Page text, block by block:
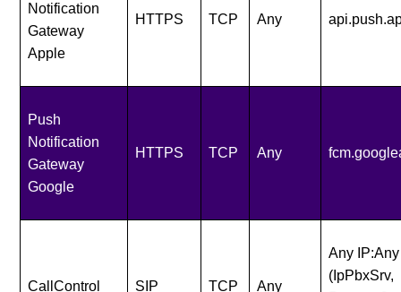
Notification
Gateway
Apple
HTTPS TCP Any
Push
Notification
Gateway
Google
HTTPS TCP Any
CallControl SIP TCP Any
Any
(IpPbxSrv,